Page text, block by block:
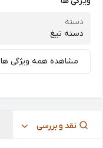
دسته
دسته تیغ
مشاهده همه ویژگی ها
نقد و بررسی